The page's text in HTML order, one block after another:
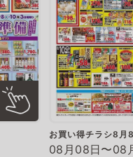
お買い得チラシ8
08月08日〜08